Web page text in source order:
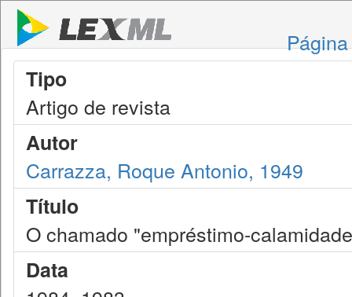
Tipo
Artigo de revista
Autor
Carrazza, Roque Antonio, 1949
Título
O chamado "empréstimo-
Data